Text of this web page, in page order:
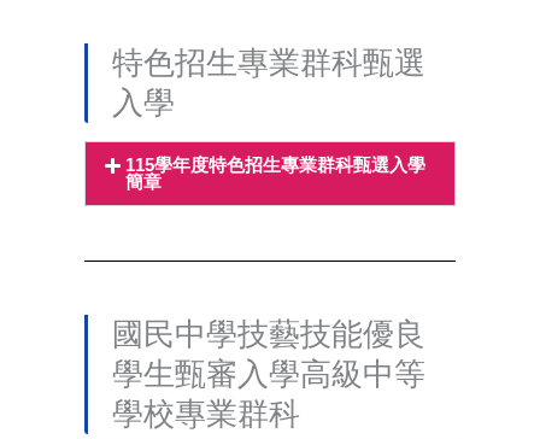
特色招生專業群科甄選
入學
115學年度特色招生專業群科甄選入學
簡章
國民中學技藝技能優良
學生甄審入學高級中等
學校專業群科